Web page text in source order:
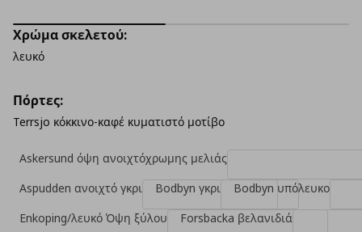
Χρώμα σκελετού:
λευκό
Πόρτες:
Terrsjo κόκκινο-καφέ κυματιστό μοτίβο
Askersund όψη ανοιχτόχρωμης μελιάς
Aspudden ανοιχτό γκρι
Bodbyn γκρι
Bodbyn υπόλευκο
Enkoping/λευκό Όψη ξύλου
Forsbacka βελανιδιά